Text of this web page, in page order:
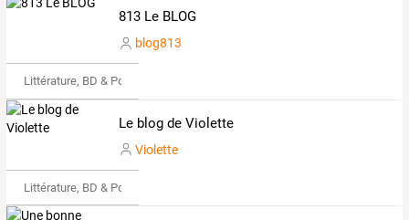
813 Le BLOG
blog813
Littérature, BD & Poésie
Le blog de Violette
Violette
Littérature, BD & Poésie